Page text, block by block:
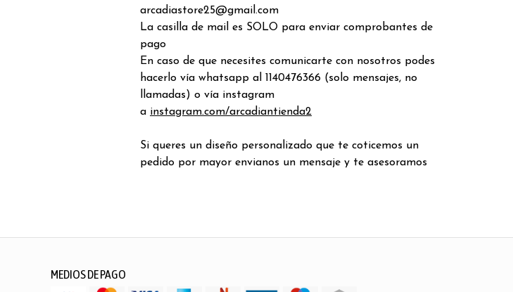
arcadiastore25@gmail.com
La casilla de mail es SOLO para enviar comprobantes de
pago
En caso de que necesites comunicarte con nosotros podes
hacerlo vía whatsapp al 1140476366 (solo mensajes, no
llamadas) o vía instagram
a instagram.com/arcadiantienda2
Si queres un diseño personalizado que te coticemos un
pedido por mayor envianos un mensaje y te asesoramos
MEDIOS DE PAGO